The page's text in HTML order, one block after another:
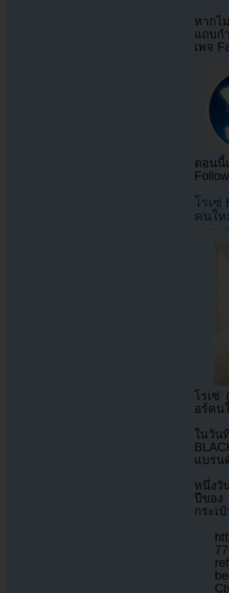
หากไ
แถบก
เพจ
ตอนนี้
โรเซ่
คนให
โรเซ่
อร์คน
ในวัน
แบรน
หนึ่งวั
ปีของ
กระเ